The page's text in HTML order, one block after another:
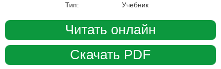
Тип:
Учебник
Читать онлайн
Скачать PDF